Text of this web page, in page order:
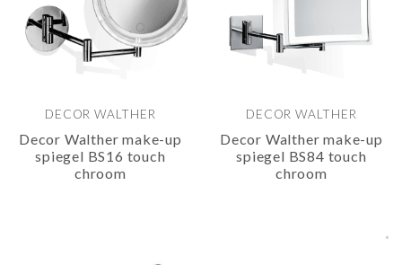
DECOR WALTHER
Decor Walther make-up
spiegel BS16 touch
chroom
DECOR WALTHER
Decor Walther make-up
spiegel BS84 touch
chroom